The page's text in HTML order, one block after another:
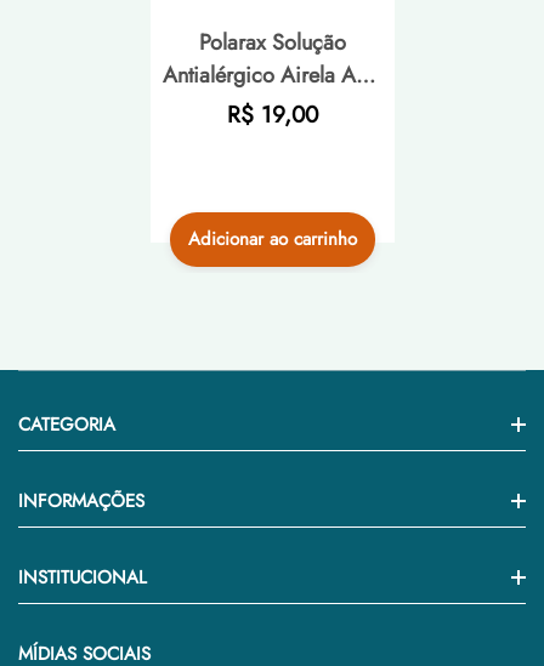
Polarax Solução
Antialérgico Airela Anti-
histamínico - 100ml
Preço
R$ 19,00
Adicionar ao carrinho
CATEGORIA
Home
Saúde & Bem-Estar
INFORMAÇÕES
Atendimento
Frete & Prazo
INSTITUCIONAL
Quem Somos
MÍDIAS SOCIAIS